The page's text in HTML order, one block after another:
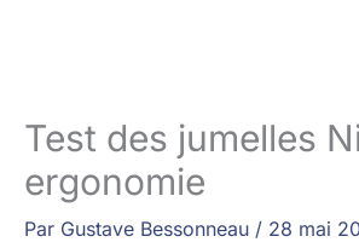
Test des jumelles
ergonomie
Par Gustave Bessonneau / 28 mai